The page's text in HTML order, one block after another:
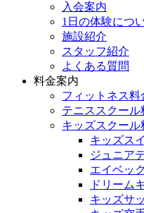
入会案内
1日の体験につ
施設紹介
スタッフ紹介
よくある質問
料金案内
フィットネス料
テニススクール
キッズスクール
キッズス
ジュニア
エイベッ
ドリーム
キッズサ